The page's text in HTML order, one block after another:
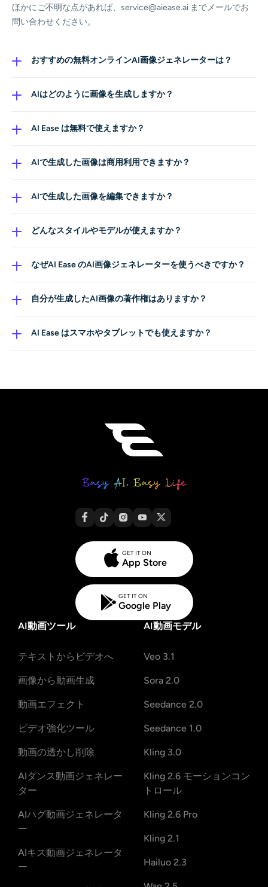
ほかにご不明な点があれば、service@aiease.ai までメールでお
問い合わせください。
おすすめの無料オンラインAI画像ジェネレーターは？
ラインツールの中でもトップクラスです。テキストプロ
対応し、個人利用・商用利用どちらにも使える編集ツー
AIはどのように画像を生成しますか？
とで、テキストプロンプトやリファレンス画像の意味を
アーティスティックな画像を生成します。
AI Ease は無料で使えますか？
を提供しています。複数のAIモデルにアクセスでき、個
に生成できる枚数の増加などが利用可能です。
AIで生成した画像は商用利用できますか？
ィング、SNS、商品画像、ブランディング、広告など、
ーに帰属します。
AIで生成した画像を編集できますか？
り、背景の調整・差し替え、オブジェクトの削除、色や
ることができます。
どんなスタイルやモデルが使えますか？
Banana、Nano Banana Pro など複数のモデルを利用でき
ライティング、アスペクト比、解像度、テクスチャも細
なぜAI Ease のAI画像ジェネレーターを使うべきですか？
イル、使いやすい編集ツールを1つのプラットフォームに
く生成するのに適したサービスです。
自分が生成したAI画像の著作権はありますか？
っていません。プロンプトを入力したユーザー、AIシス
AI Ease はスマホやタブレットでも使えますか？
GET IT ON
App Store
GET IT ON
Google Play
AI動画ツール
テキストからビデオへ
画像から動画生成
動画エフェクト
ビデオ強化ツール
動画の透かし削除
AIダンス動画ジェネレー
ター
AIハグ動画ジェネレータ
ー
AIキス動画ジェネレータ
ー
AI動画モデル
Veo 3.1
Sora 2.0
Seedance 2.0
Seedance 1.0
Kling 3.0
Kling 2.6 モーションコン
トロール
Kling 2.6 Pro
Kling 2.1
Hailuo 2.3